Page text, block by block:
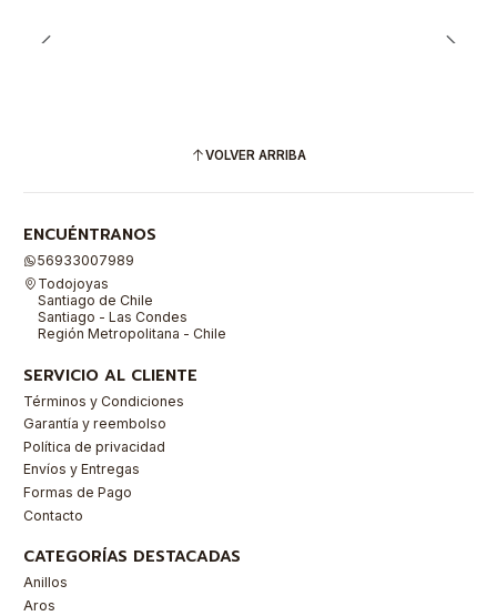
VOLVER ARRIBA
ENCUÉNTRANOS
56933007989
Todojoyas
Santiago de Chile
Santiago - Las Condes
Región Metropolitana - Chile
SERVICIO AL CLIENTE
Términos y Condiciones
Garantía y reembolso
Política de privacidad
Envíos y Entregas
Formas de Pago
Contacto
CATEGORÍAS DESTACADAS
Anillos
Aros